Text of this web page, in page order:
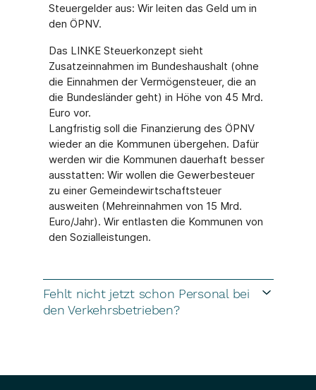
Steuergelder aus: Wir leiten das Geld um in
den ÖPNV.
Das LINKE Steuerkonzept sieht
Zusatzeinnahmen im Bundeshaushalt (ohne
die Einnahmen der Vermögensteuer, die an
die Bundesländer geht) in Höhe von 45 Mrd.
Euro vor.
Langfristig soll die Finanzierung des ÖPNV
wieder an die Kommunen übergehen. Dafür
werden wir die Kommunen dauerhaft besser
ausstatten: Wir wollen die Gewerbesteuer
zu einer Gemeindewirtschaftsteuer
ausweiten (Mehreinnahmen von 15 Mrd.
Euro/Jahr). Wir entlasten die Kommunen von
den Sozialleistungen.
Fehlt nicht jetzt schon Personal bei
den Verkehrsbetrieben?